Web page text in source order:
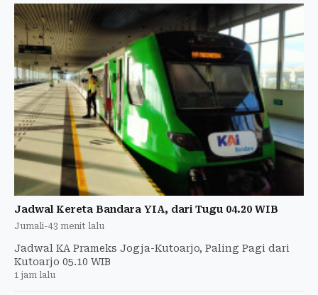
Jadwal Kereta Bandara YIA, dari Tugu 04.20 WIB
Jumali-43 menit lalu
Jadwal KA Prameks Jogja-Kutoarjo, Paling Pagi dari
Kutoarjo 05.10 WIB
1 jam lalu